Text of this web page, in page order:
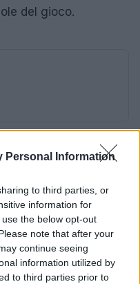
Personal Information
to third parties, or
information for
the below opt-out
note that after your
continue seeing
information utilized by
to third parties prior to
del gioco.